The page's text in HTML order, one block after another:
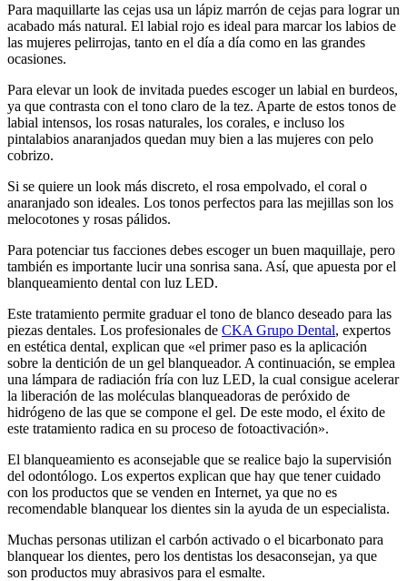
Para maquillarte las cejas usa un lápiz marrón de cejas para lograr un
acabado más natural. El labial rojo es ideal para marcar los labios de
las mujeres pelirrojas, tanto en el día a día como en las grandes
ocasiones.
Para elevar un look de invitada puedes escoger un labial en burdeos,
ya que contrasta con el tono claro de la tez. Aparte de estos tonos de
labial intensos, los rosas naturales, los corales, e incluso los
pintalabios anaranjados quedan muy bien a las mujeres con pelo
cobrizo.
Si se quiere un look más discreto, el rosa empolvado, el coral o
anaranjado son ideales. Los tonos perfectos para las mejillas son los
melocotones y rosas pálidos.
Para potenciar tus facciones debes escoger un buen maquillaje, pero
también es importante lucir una sonrisa sana. Así, que apuesta por el
blanqueamiento dental con luz LED.
Este tratamiento permite graduar el tono de blanco deseado para las
piezas dentales. Los profesionales de CKA Grupo Dental, expertos
en estética dental, explican que «el primer paso es la aplicación
sobre la dentición de un gel blanqueador. A continuación, se emplea
una lámpara de radiación fría con luz LED, la cual consigue acelerar
la liberación de las moléculas blanqueadoras de peróxido de
hidrógeno de las que se compone el gel. De este modo, el éxito de
este tratamiento radica en su proceso de fotoactivación».
El blanqueamiento es aconsejable que se realice bajo la supervisión
del odontólogo. Los expertos explican que hay que tener cuidado
con los productos que se venden en Internet, ya que no es
recomendable blanquear los dientes sin la ayuda de un especialista.
Muchas personas utilizan el carbón activado o el bicarbonato para
blanquear los dientes, pero los dentistas los desaconsejan, ya que
son productos muy abrasivos para el esmalte.